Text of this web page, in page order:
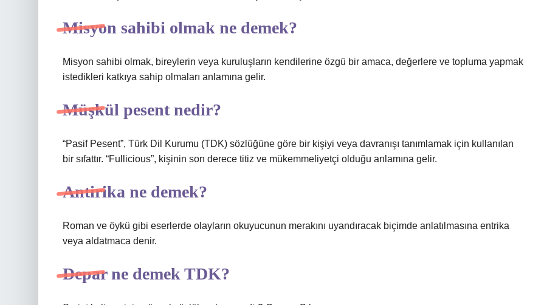
Misyon sahibi olmak ne demek?
Misyon sahibi olmak, bireylerin veya kuruluşların kendilerine özgü bir amaca, değerlere ve topluma yapmak
istedikleri katkıya sahip olmaları anlamına gelir.
Müşkül pesent nedir?
“Pasif Pesent”, Türk Dil Kurumu (TDK) sözlüğüne göre bir kişiyi veya davranışı tanımlamak için kullanılan
bir sıfattır. “Fullicious”, kişinin son derece titiz ve mükemmeliyetçi olduğu anlamına gelir.
Antirika ne demek?
Roman ve öykü gibi eserlerde olayların okuyucunun merakını uyandıracak biçimde anlatılmasına entrika
veya aldatmaca denir.
Depar ne demek TDK?